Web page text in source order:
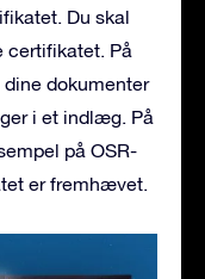
Du skal
certifikatet. På
dokumenter
i et indlæg. På
på OSR-
er fremhævet.